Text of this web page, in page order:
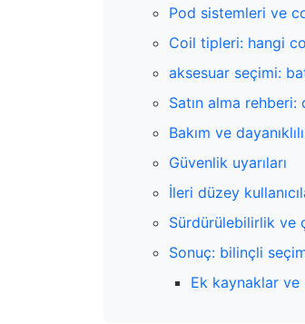
Pod sistemleri ve
Coil tipleri: hangi
aksesuar seçimi:
Satın alma
Bakım ve
Güvenlik uyarıları
İleri düzey
Sürdürülebilirlik ve
Sonuç: bilinçli
Ek kaynaklar ve